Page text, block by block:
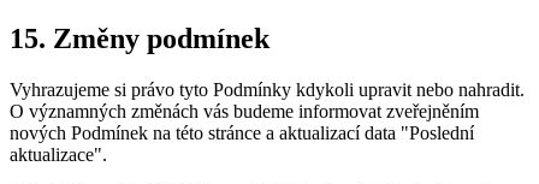
15. Změny podmínek
Vyhrazujeme si právo tyto Podmínky kdykoli upravit nebo nahradit.
O významných změnách vás budeme informovat zveřejněním
nových Podmínek na této stránce a aktualizací data "Poslední
aktualizace".